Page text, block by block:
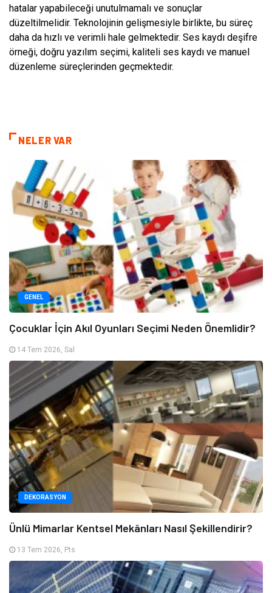
hatalar yapabileceği unutulmamalı ve sonuçlar
düzeltilmelidir. Teknolojinin gelişmesiyle birlikte, bu süreç
daha da hızlı ve verimli hale gelmektedir. Ses kaydı deşifre
örneği, doğru yazılım seçimi, kaliteli ses kaydı ve manuel
düzenleme süreçlerinden geçmektedir.
NELER VAR
GENEL
Çocuklar İçin Akıl Oyunları Seçimi Neden Önemlidir?
14 Tem 2026, Sal
DEKORASYON
Ünlü Mimarlar Kentsel Mekânları Nasıl Şekillendirir?
13 Tem 2026, Pts